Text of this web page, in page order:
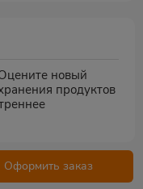
новый
продуктов
Оформить заказ